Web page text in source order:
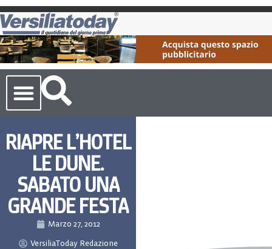
RIAPRE L’HOTEL
LE DUNE.
SABATO UNA
GRANDE FESTA
Marzo 27, 2012
VersiliaToday Redazione